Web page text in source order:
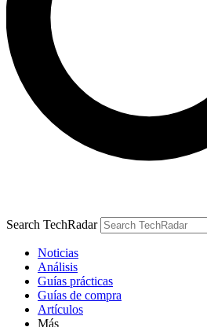
Search TechRadar
Noticias
Análisis
Guías prácticas
Guías de compra
Artículos
Más